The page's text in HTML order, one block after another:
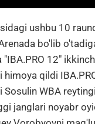
ushbu 10
bo'lib
12"
qildi
Sosulin WBA
janglari noyabr